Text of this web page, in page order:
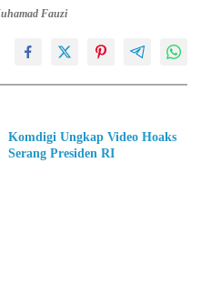
Fauzi
Komdigi Ungkap Video Hoaks
Serang Presiden RI